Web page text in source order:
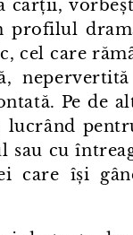
profilul
cel care
Pe de
cu
care își